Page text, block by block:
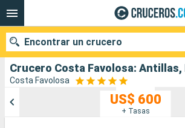
Costa Favolosa
US$ 600
+ Tasas
Encontrar un crucero